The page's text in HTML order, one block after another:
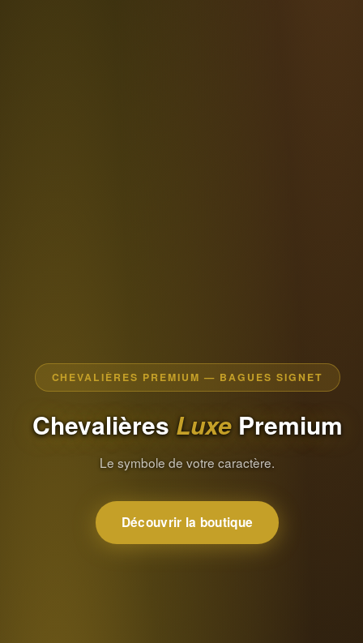
CHEVALIÈRES PREMIUM — BAGUES SIGNET
ChevalièresLuxePremium
Le symbole de votre caractère.
Découvrir la boutique